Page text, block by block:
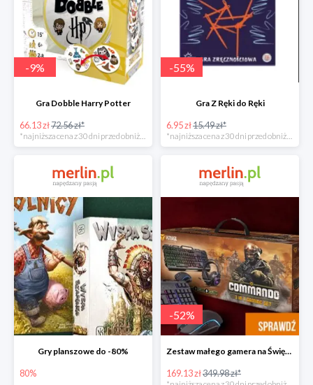
-9%
Gra Dobble Harry Potter
66.13 zł72.56 zł*
*najniższa cena z 30 dni przed obniżką
-55%
Gra Z Ręki do Ręki
6.95 zł15.49 zł*
*najniższa cena z 30 dni przed obniżką
Gry planszowe do -80%
80%
-52%
Zestaw małego gamera na Święta w super cenie
169.13 zł349.98 zł*